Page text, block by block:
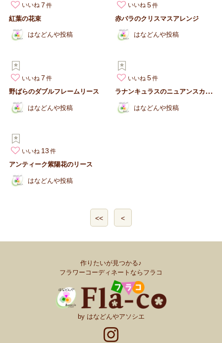
いいね 7
紅葉の花束
はなどんや投稿
いいね 5
赤バラのクリスマスアレンジ
はなどんや投稿
いいね 7
野ばらのダブルフレームリース
はなどんや投稿
いいね 5
ラ
ナンキュラスのニュアンスカラーブーケ
はなどんや投稿
いいね 13
アンティーク紫陽花のリース
はなどんや投稿
<< <
作りたいが見つかる♪
フラワーコーディネートならフラコ
by はなどんやアソシエ